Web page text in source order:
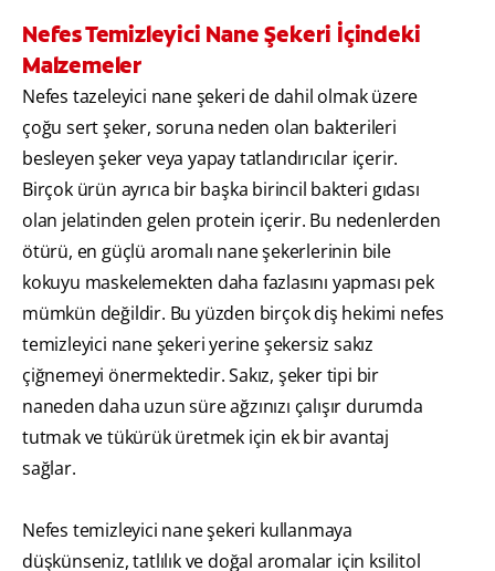
Nefes Temizleyici Nane Şekeri İçindeki
Malzemeler
Nefes tazeleyici nane şekeri de dahil olmak üzere
çoğu sert şeker, soruna neden olan bakterileri
besleyen şeker veya yapay tatlandırıcılar içerir.
Birçok ürün ayrıca bir başka birincil bakteri gıdası
olan jelatinden gelen protein içerir. Bu nedenlerden
ötürü, en güçlü aromalı nane şekerlerinin bile
kokuyu maskelemekten daha fazlasını yapması pek
mümkün değildir. Bu yüzden birçok diş hekimi nefes
temizleyici nane şekeri yerine şekersiz sakız
çiğnemeyi önermektedir. Sakız, şeker tipi bir
naneden daha uzun süre ağzınızı çalışır durumda
tutmak ve tükürük üretmek için ek bir avantaj
sağlar.
Nefes temizleyici nane şekeri kullanmaya
düşkünseniz, tatlılık ve doğal aromalar için ksilitol